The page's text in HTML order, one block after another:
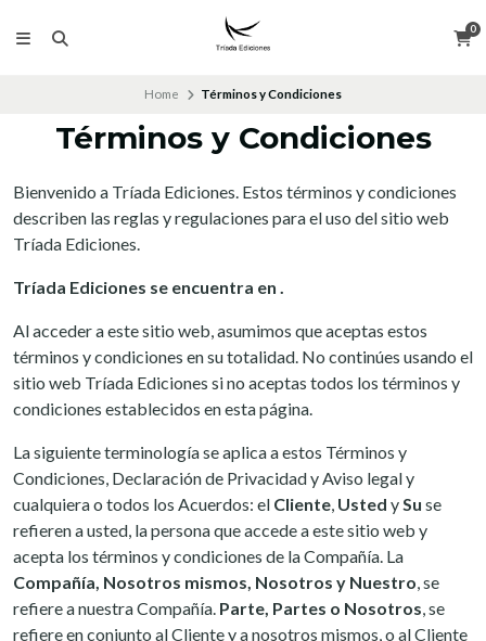
0
Home Términos y Condiciones
Términos y Condiciones
Bienvenido a Tríada Ediciones. Estos términos y condiciones
describen las reglas y regulaciones para el uso del sitio web
Tríada Ediciones.
Tríada Ediciones se encuentra en .
Al acceder a este sitio web, asumimos que aceptas estos
términos y condiciones en su totalidad. No continúes usando el
sitio web Tríada Ediciones si no aceptas todos los términos y
condiciones establecidos en esta página.
La siguiente terminología se aplica a estos Términos y
Condiciones, Declaración de Privacidad y Aviso legal y
cualquiera o todos los Acuerdos: el Cliente, Usted ySu se
refieren a usted, la persona que accede a este sitio web y
acepta los términos y condiciones de la Compañía. La
Compañía, Nosotros mismos, Nosotros y Nuestro, se
refiere a nuestra Compañía. Parte, Partes o Nosotros, se
refiere en conjunto al Cliente y a nosotros mismos, o al Cliente